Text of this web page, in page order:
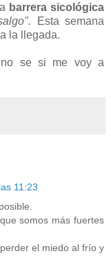
barrera sicológica
Esta semana
la llegada.
se si me voy a
11:23
somos más fuertes
el miedo al frío y